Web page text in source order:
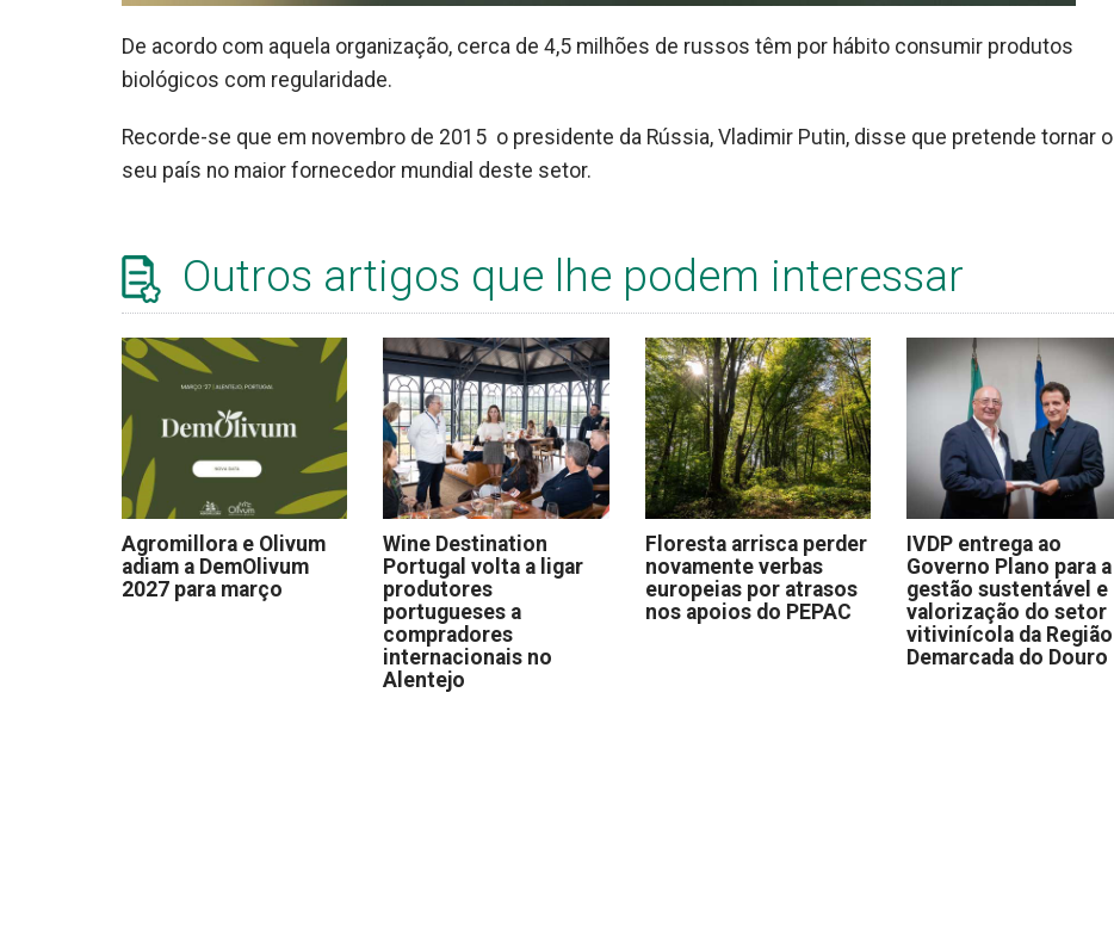
De acordo com aquela organização, cerca de 4,5 milhões de russos têm por hábito consumir produtos
biológicos com regularidade.
Recorde-se que em novembro de 2015 o presidente da Rússia, Vladimir Putin, disse que pretende tornar o
seu país no maior fornecedor mundial deste setor.
Outros artigos que lhe podem interessar
Agromillora e Olivum
adiam a DemOlivum
2027 para março
Wine Destination
Portugal volta a ligar
produtores
portugueses a
compradores
internacionais no
Alentejo
Floresta arrisca perder
novamente verbas
europeias por atrasos
nos apoios do PEPAC
IVDP entrega ao
Governo Plano para a
gestão sustentável e
valorização do setor
vitivinícola da Região
Demarcada do Douro